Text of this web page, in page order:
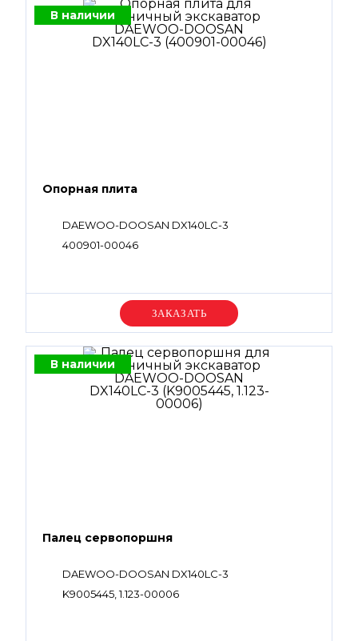
В наличии
Опорная плита
DAEWOO-DOOSAN DX140LC-3
400901-00046
Уточняйте цену
В наличии
Палец сервопоршня
DAEWOO-DOOSAN DX140LC-3
K9005445, 1.123-00006